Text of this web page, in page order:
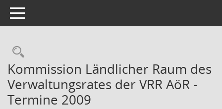
Toggle navigation
Rechercheauswahl
Kommission Ländlicher Raum des
Verwaltungsrates der VRR AöR -
Termine 2009